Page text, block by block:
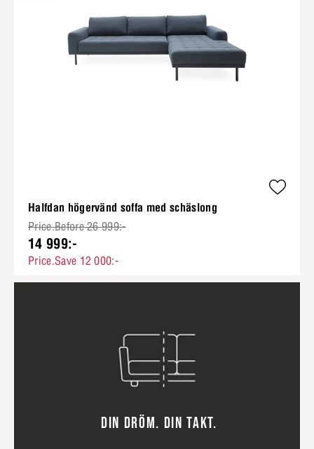
Halfdan högervänd soffa med schäslong
Price.Before 26 999:-
14 999:-
Price.Save 12 000:-
DIN DRÖM. DIN TAKT.